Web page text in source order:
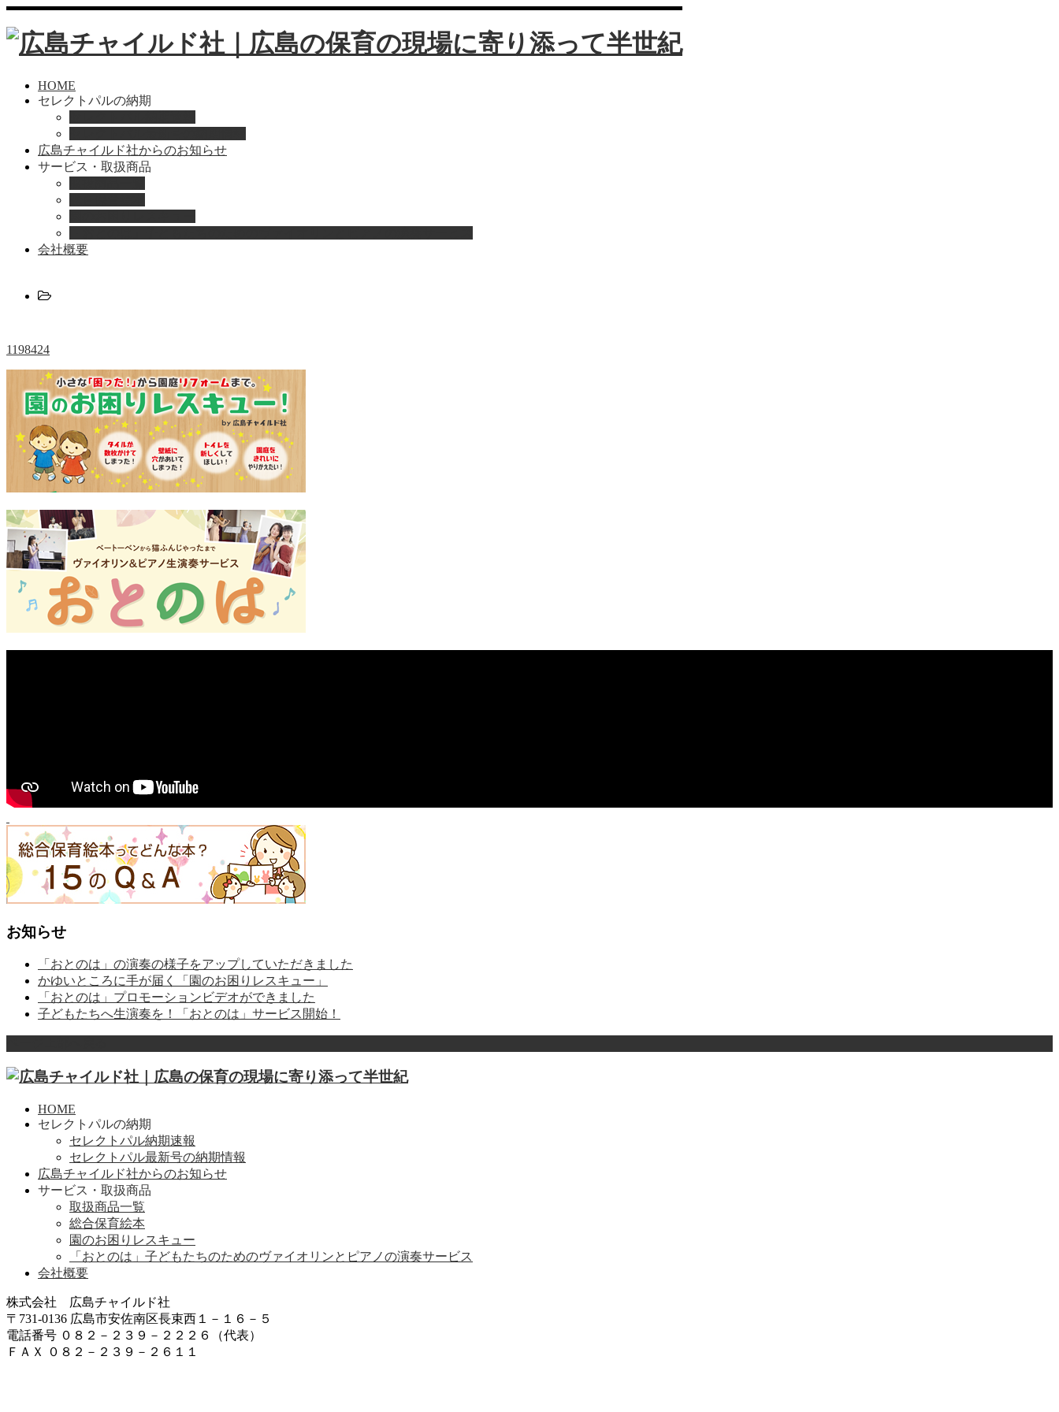
HOME
セレクトパルの納期
広島チャイルド社からのお知らせ
サービス・取扱商品
会社概要
Home
1198424
1198424
1198424
お知らせ
「おとのは」の演奏の様子をアップしていただきました
かゆいところに手が届く「園のお困りレスキュー」
「おとのは」プロモーションビデオができました
子どもたちへ生演奏を！「おとのは」サービス開始！
HOME
セレクトパルの納期
セレクトパル納期速報
セレクトパル最新号の納期情報
広島チャイルド社からのお知らせ
サービス・取扱商品
取扱商品一覧
総合保育絵本
園のお困りレスキュー
「おとのは」子どもたちのためのヴァイオリンとピアノの演奏サービス
会社概要
株式会社 広島チャイルド社
〒731-0136 広島市安佐南区長束西１－１６－５
電話番号 ０８２－２３９－２２２６（代表）
ＦＡＸ ０８２－２３９－２６１１